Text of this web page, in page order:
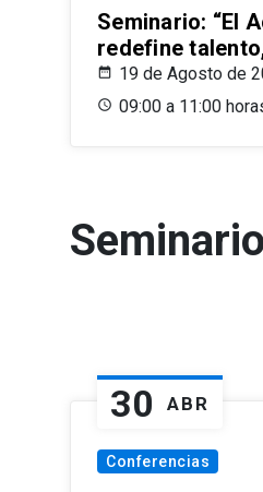
Seminario: “El
redefine
19 de Agosto de
09:00 a 11:00
30 ABR
Conferencias